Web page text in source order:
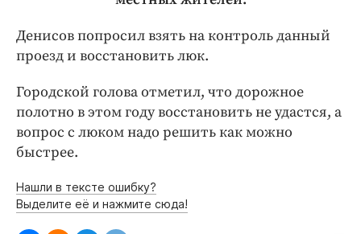
Денисов попросил взять на контроль данный
проезд и восстановить люк.
Городской голова отметил, что дорожное
полотно в этом году восстановить не удастся, а
вопрос с люком надо решить как можно
быстрее.
Нашли в тексте ошибку?
Выделите её и нажмите сюда!